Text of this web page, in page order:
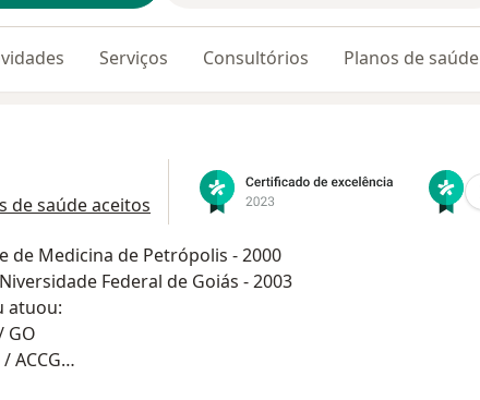
Serviços Consultórios Planos de saúde
de saúde aceitos
de Medicina de Petrópolis - 2000
Federal de Goiás - 2003
atuou:
GO
ACCG